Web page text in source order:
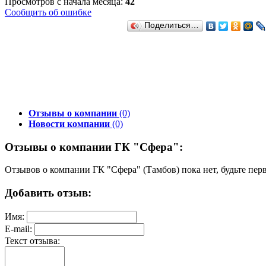
Сообщить об ошибке
Поделиться…
Отзывы о компании (0)
Новости компании (0)
Отзывы о компании ГК "Сфера":
Отзывов о компании ГК "Сфера" (Тамбов) пока нет, будьте
Добавить отзыв:
Имя:
E-mail:
Текст отзыва: